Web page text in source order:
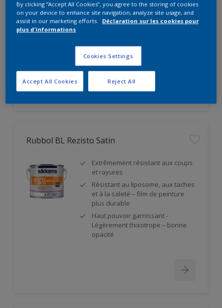
support minéral et organique
Peinture minérale, conforme à la
d'eau - classe V1
Rubbol BL Rezisto Satin
Extrêmement résistant aux coups
et rayures
Résistant au liposome, aux taches
et à la saleté – film de peinture
plus durable
Haut pouvoir garnissant -
Légèrement thixotrope – bonne
opacité
By clicking “Accept All Cookies”, you agree to the storing of cookies
on your device to enhance site navigation, analyze site usage, and
assist in our marketing efforts.
Déclaration sur les cookies pour
plus d'informations
Cookies Settings
Reject All
Accept All Cookies